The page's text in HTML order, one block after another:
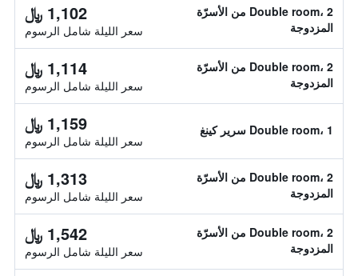
Double room، 2 من الأسرّة
المزدوجة
1,102 ﷼
سعر الليلة شامل الرسوم
Double room، 2 من الأسرّة
المزدوجة
1,114 ﷼
سعر الليلة شامل الرسوم
Double room، 1 سرير كينغ 1,159 ﷼
سعر الليلة شامل الرسوم
Double room، 2 من الأسرّة
المزدوجة
1,313 ﷼
سعر الليلة شامل الرسوم
Double room، 2 من الأسرّة
المزدوجة
1,542 ﷼
سعر الليلة شامل الرسوم